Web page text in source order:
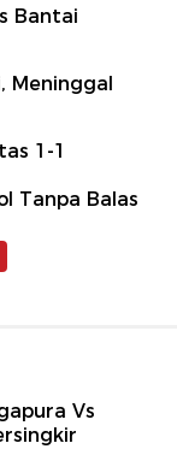
Bantai
Meninggal
1-1
Tanpa Balas
Vs